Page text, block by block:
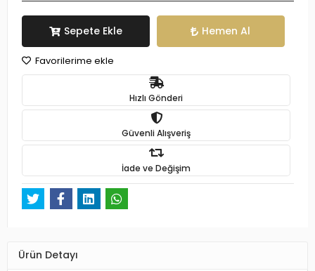
Sepete Ekle Hemen Al
Favorilerime ekle
Hızlı Gönderi
Güvenli Alışveriş
İade ve Değişim
Ürün Detayı